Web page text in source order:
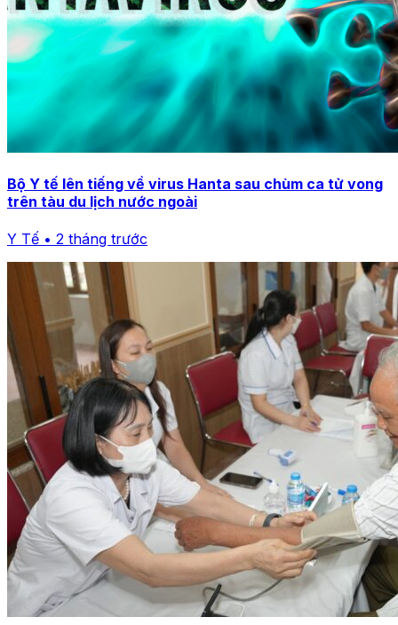
Bộ Y tế lên tiếng về virus Hanta sau chùm ca tử vong
trên tàu du lịch nước ngoài
Y Tế • 2 tháng trước